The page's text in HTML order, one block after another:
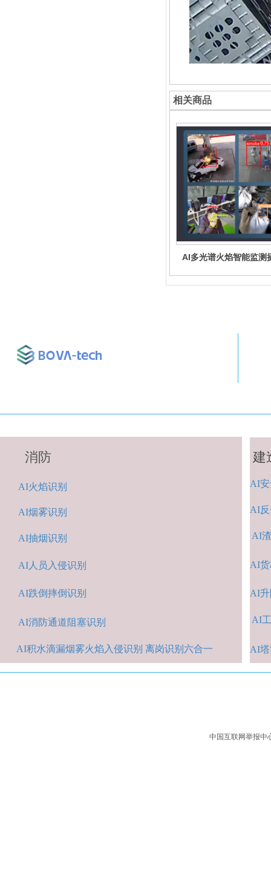
相关商品
AI多光谱火焰智能监测
AI人 员入侵识别
AI消防通道阻塞识别
AI火焰识别
AI抽烟识别
AI跌倒摔倒识别
AI积水滴漏烟雾火焰入侵识别 离岗识别六合一
AI烟雾识别
建
AI
AI
AI
AI货
AI反
AI
AI
中国互联网举报中
消防